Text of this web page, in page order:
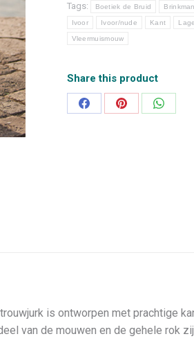
Tags:
Boetiek de Bruid Brinkman
Ivoor Ivoor/nude Kant
Vleermuismouw
Share this product
Deel
Deel
Deel
is ontworpen met prachtige
van de mouwen en de gehele rok